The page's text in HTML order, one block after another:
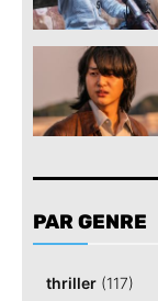
PAR GENRE
thriller (117)